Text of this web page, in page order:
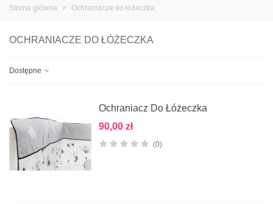
Strona główna > Ochraniacze do łóżeczka
OCHRANIACZE DO ŁÓŻECZKA
Dostępne
Ochraniacz Do Łóżeczka
90,00 zł
(0)